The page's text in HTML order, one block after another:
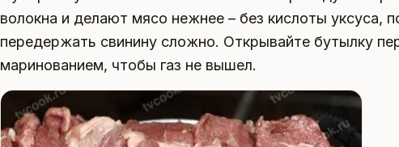
волокна и делают мясо нежнее – без кислоты уксуса,
передержать свинину сложно. Открывайте бутылку
маринованием, чтобы газ не вышел.